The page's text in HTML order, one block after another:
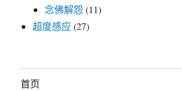
念佛解怨(11)
超度感应 (27)
首页